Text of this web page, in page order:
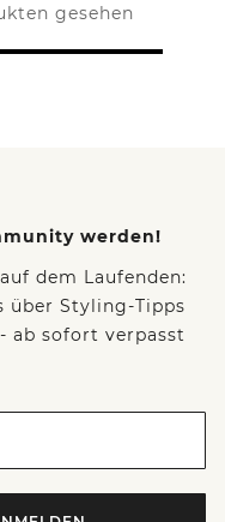
gesehen
werden!
dem Laufenden:
über Styling-Tipps
ab sofort verpasst